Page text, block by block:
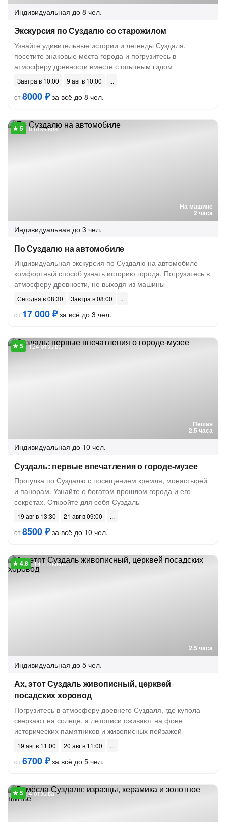
Индивидуальная до 8 чел.
Экскурсия по Суздалю со старожилом
Узнайте удивительные истории и легенды Суздаля,
посетите знаковые места города и погрузитесь в
атмосферу древности вместе с опытным гидом
Завтра в 10:00
9 авг в 10:00
от8000 ₽за всё до 8 чел.
На машине
2 часа
8 отзывов
Индивидуальная до 3 чел.
По Суздалю на автомобиле
Индивидуальная экскурсия по Суздалю на автомобиле -
комфортный способ узнать историю города. Погрузитесь в
атмосферу древности, не выходя из машины
Сегодня в 08:30
Завтра в 08:00
от 17 000 ₽за всё до 3 чел.
Пешая
2.5 часа
124 отзыва
Индивидуальная до 10 чел.
Суздаль: первые впечатления о городе-музее
Прогулка по Суздалю с посещением кремля, монастырей
и панорам. Узнайте о богатом прошлом города и его
секретах. Откройте для себя Суздаль
19 авг в 13:30
21 авг в 09:00
от8500 ₽за всё до 10 чел.
2.5 часа
14 отзывов
Индивидуальная до 5 чел.
Ах, этот Суздаль живописный, церквей
посадских хоровод
Погрузитесь в атмосферу древнего Суздаля, где купола
сверкают на солнце, а летописи оживают на фоне
исторических памятников и живописных пейзажей
19 авг в 11:00
20 авг в 11:00
от6700 ₽за всё до 5 чел.
4 отзыва